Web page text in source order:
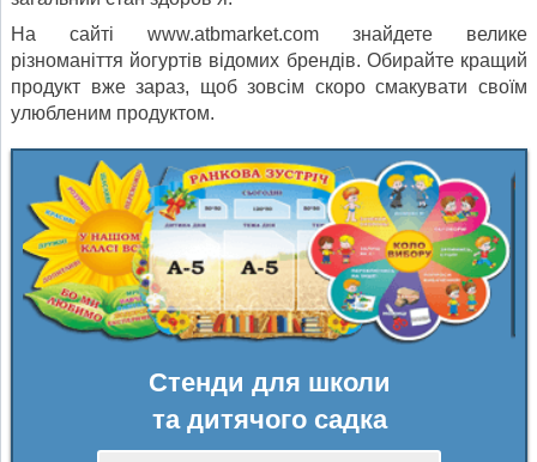
На сайті www.atbmarket.com знайдете велике
різноманіття йогуртів відомих брендів. Обирайте кращий
продукт вже зараз, щоб зовсім скоро смакувати своїм
улюбленим продуктом.
Стенди для школи
та дитячого садка